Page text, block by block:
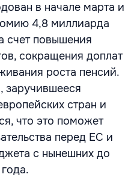
в начале марта и
4,8 миллиарда
счет повышения
сокращения доплат
роста пенсий.
заручившееся
стран и
что это поможет
перед ЕС и
с нынешних до